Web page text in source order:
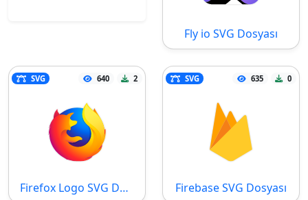
Fly io SVG Dosyası
SVG 640 2
Firefox Logo SVG Dosyası
SVG 635 0
Firebase SVG Dosyası